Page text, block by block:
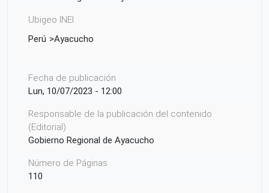
Ubigeo INEI
Perú
Ayacucho
Fecha de publicación
Lun, 10/07/2023 - 12:00
Responsable de la publicación del contenido
(Editorial)
Gobierno Regional de Ayacucho
Número de Páginas
110